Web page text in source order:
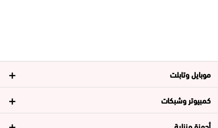
موبايل وتابلت
كمبيوتر وشبكات